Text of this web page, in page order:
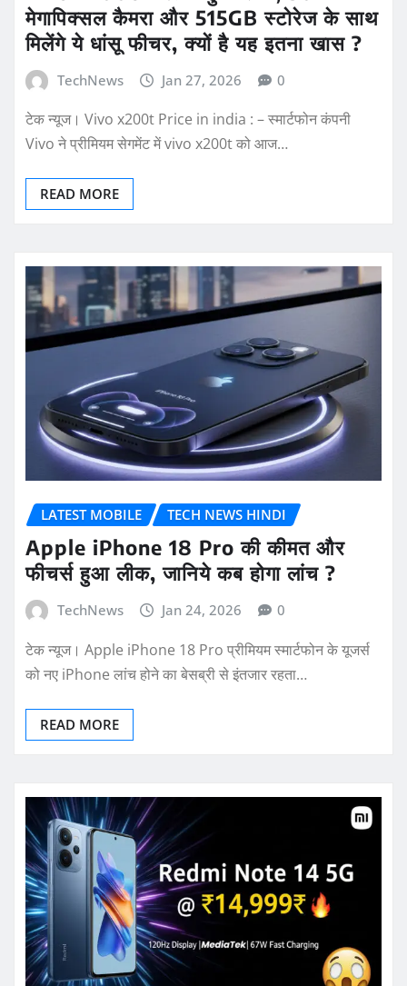
मेगापिक्सल कैमरा और 515GB स्टोरेज के साथ
मिलेंगे ये धांसू फीचर, क्यों है यह इतना खास ?
TechNews Jan 27, 2026 0
टेक न्यूज। Vivo x200t Price in india : – स्मार्टफोन कंपनी
Vivo ने प्रीमियम सेगमेंट में vivo x200t को आज…
READ MORE
LATEST MOBILE TECH NEWS HINDI
Apple iPhone 18 Pro की कीमत और
फीचर्स हुआ लीक, जानिये कब होगा लांच ?
TechNews Jan 24, 2026 0
टेक न्यूज। Apple iPhone 18 Pro प्रीमियम स्मार्टफोन के यूजर्स
को नए iPhone लांच होने का बेसब्री से इंतजार रहता…
READ MORE